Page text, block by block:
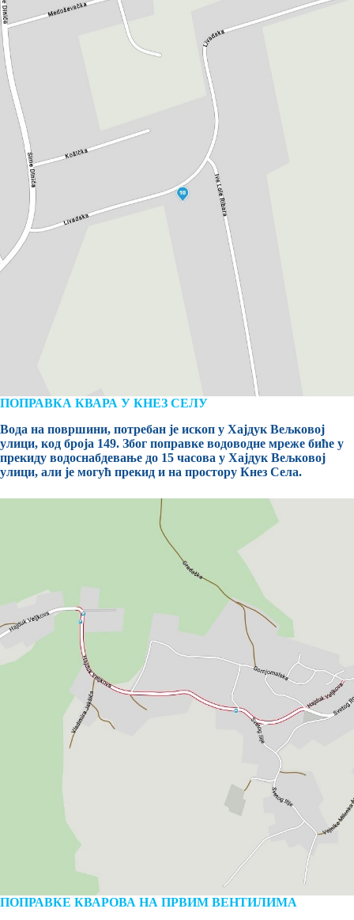
ПОПРАВКА КВАРА У КНЕЗ СЕЛУ
Вода на површини, потребан је ископ у Хајдук Вељковој
улици, код броја 149. Због поправке водоводне мреже биће у
прекиду водоснабдевање до 15 часова у Хајдук Вељковој
улици, али је могућ прекид и на простору Кнез Села.
ПОПРАВКЕ КВАРОВА НА ПРВИМ ВЕНТИЛИМА